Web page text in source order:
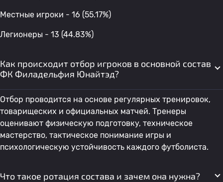
Местные игроки - 16 (55.17%)
Легионеры - 13 (44.83%)
Как происходит отбор игроков в основной состав
ФК Филадельфия Юнайтэд?
Отбор проводится на основе регулярных тренировок,
товарищеских и официальных матчей. Тренеры
оценивают физическую подготовку, техническое
мастерство, тактическое понимание игры и
психологическую устойчивость каждого футболиста.
Что такое ротация состава и зачем она нужна?